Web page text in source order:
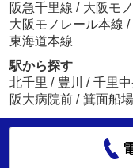
阪急千里線 / 大阪モ
大阪モノレール本線 /
東海道本線
駅から探す
北千里 / 豊川 / 千里
阪大病院前 / 箕面船